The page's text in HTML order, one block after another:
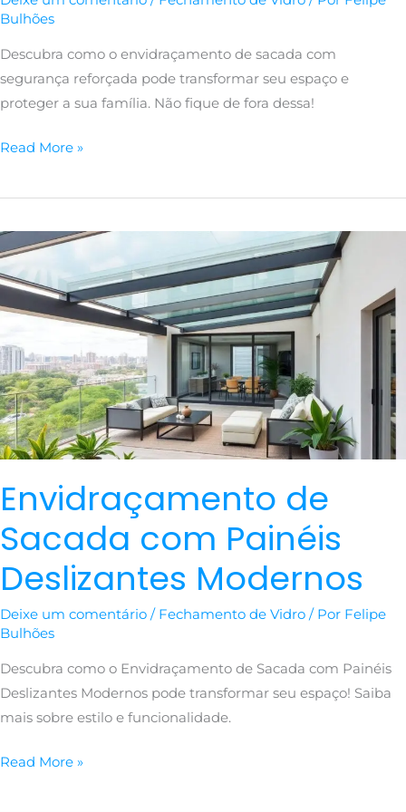
Bulhões
Descubra como o envidraçamento de sacada com
segurança reforçada pode transformar seu espaço e
proteger a sua família. Não fique de fora dessa!
Read More »
Envidraçamento de
Sacada com Painéis
Deslizantes Modernos
Deixe um comentário / Fechamento de Vidro / Por Felipe
Bulhões
Descubra como o Envidraçamento de Sacada com Painéis
Deslizantes Modernos pode transformar seu espaço! Saiba
mais sobre estilo e funcionalidade.
Envidraçamento
de
Sacada
com
Deslizantes
Modernos
Read More »